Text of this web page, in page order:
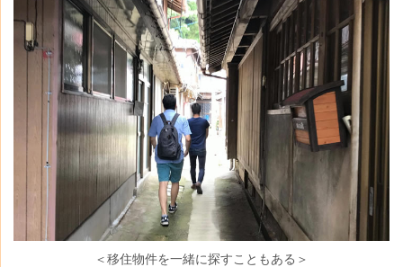
＜移住物件を一緒に探すこともある＞